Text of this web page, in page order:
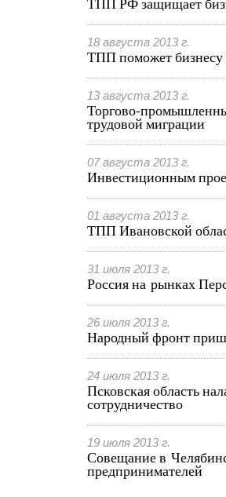
18 августа 2013 г.
ТПП поможет бизнесу
13 августа 2013 г.
Торгово-
трудовой миграции
07 августа 2013 г.
Инвестиционным
01 августа 2013 г.
ТПП Ивановской
31 июля 2013 г.
Россия на рынках
26 июля 2013 г.
Народный фронт
24 июля 2013 г.
Псковская область
сотрудничество
19 июля 2013 г.
Совещание в
предпринимателей